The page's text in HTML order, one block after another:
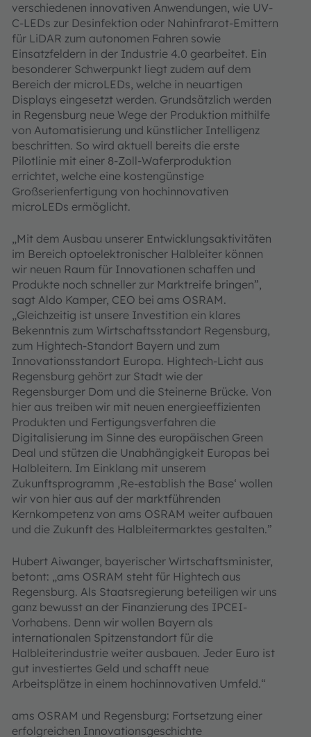
verschiedenen innovativen Anwendungen, wie UV-
C-LEDs zur Desinfektion oder Nahinfrarot-Emittern
für LiDAR zum autonomen Fahren sowie
Einsatzfeldern in der Industrie 4.0 gearbeitet. Ein
besonderer Schwerpunkt liegt zudem auf dem
Bereich der microLEDs, welche in neuartigen
Displays eingesetzt werden. Grundsätzlich werden
in Regensburg neue Wege der Produktion mithilfe
von Automatisierung und künstlicher Intelligenz
beschritten. So wird aktuell bereits die erste
Pilotlinie mit einer 8-Zoll-Waferproduktion
errichtet, welche eine kostengünstige
Großserienfertigung von hochinnovativen
microLEDs ermöglicht.
„Mit dem Ausbau unserer Entwicklungsaktivitäten
im Bereich optoelektronischer Halbleiter können
wir neuen Raum für Innovationen schaffen und
Produkte noch schneller zur Marktreife bringen”,
sagt Aldo Kamper, CEO bei ams OSRAM.
„Gleichzeitig ist unsere Investition ein klares
Bekenntnis zum Wirtschaftsstandort Regensburg,
zum Hightech-Standort Bayern und zum
Innovationsstandort Europa. Hightech-Licht aus
Regensburg gehört zur Stadt wie der
Regensburger Dom und die Steinerne Brücke. Von
hier aus treiben wir mit neuen energieeffizienten
Produkten und Fertigungsverfahren die
Digitalisierung im Sinne des europäischen Green
Deal und stützen die Unabhängigkeit Europas bei
Halbleitern. Im Einklang mit unserem
Zukunftsprogramm ‚Re-establish the Base‘ wollen
wir von hier aus auf der marktführenden
Kernkompetenz von ams OSRAM weiter aufbauen
und die Zukunft des Halbleitermarktes gestalten.”
Hubert Aiwanger, bayerischer Wirtschaftsminister,
betont: „ams OSRAM steht für Hightech aus
Regensburg. Als Staatsregierung beteiligen wir uns
ganz bewusst an der Finanzierung des IPCEI-
Vorhabens. Denn wir wollen Bayern als
internationalen Spitzenstandort für die
Halbleiterindustrie weiter ausbauen. Jeder Euro ist
gut investiertes Geld und schafft neue
Arbeitsplätze in einem hochinnovativen Umfeld.“
ams OSRAM und Regensburg: Fortsetzung einer
erfolgreichen Innovationsgeschichte